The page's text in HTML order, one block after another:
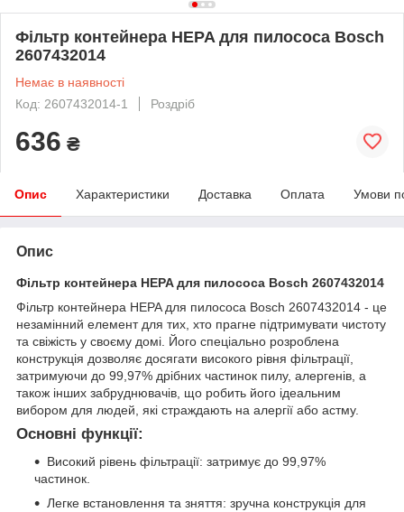
Фільтр контейнера HEPA для пилососа Bosch
2607432014
Немає в наявності
Код: 2607432014-1
Роздріб
636 ₴
Опис Характеристики Доставка Оплата Умови
Опис
Фільтр контейнера HEPA для пилососа Bosch 2607432014
Фільтр контейнера HEPA для пилососа Bosch 2607432014 - це
незамінний елемент для тих, хто прагне підтримувати чистоту
та свіжість у своєму домі. Його спеціально розроблена
конструкція дозволяє досягати високого рівня фільтрації,
затримуючи до 99,97% дрібних частинок пилу, алергенів, а
також інших забруднювачів, що робить його ідеальним
вибором для людей, які страждають на алергії або астму.
Основні функції:
Високий рівень фільтрації: затримує до 99,97%
частинок.
Легке встановлення та зняття: зручна конструкція для